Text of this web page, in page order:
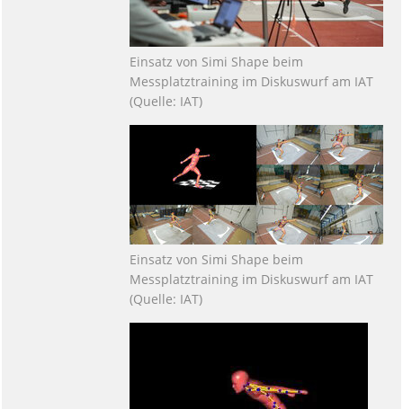
Einsatz von Simi Shape beim
Messplatztraining im Diskuswurf am IAT
(Quelle: IAT)
Einsatz von Simi Shape beim
Messplatztraining im Diskuswurf am IAT
(Quelle: IAT)